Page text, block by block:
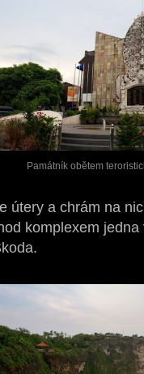
Památník obětem
útery a chrám na
komplexem